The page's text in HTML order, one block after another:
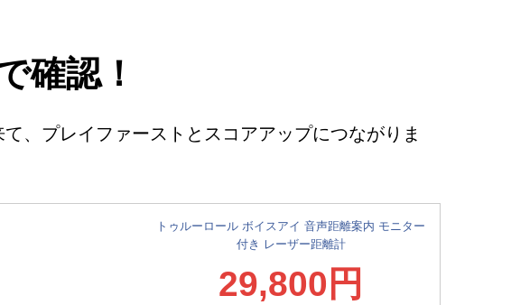
確認！
、プレイファーストとスコアアップにつながりま
トゥルーロール ボイスアイ 音声距離案内 モニター
付き レーザー距離計
29,800円